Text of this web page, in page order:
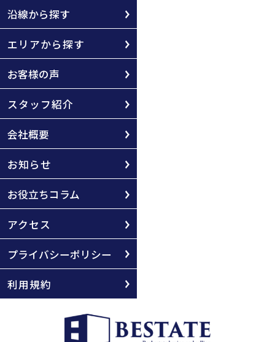
沿線から探す
エリアから探す
お客様の声
スタッフ紹介
会社概要
お知らせ
お役立ちコラム
アクセス
プライバシーポリシー
利用規約